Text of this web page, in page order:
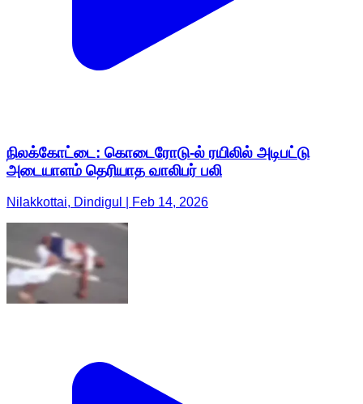
நிலக்கோட்டை: கொடைரோடு-ல் ரயிலில் அடிபட்டு
அடையாளம் தெரியாத வாலிபர் பலி
Nilakkottai, Dindigul | Feb 14, 2026